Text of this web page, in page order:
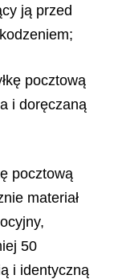
ją przed
pocztową
i doręczaną
pocztową
materiał
50
i identyczną